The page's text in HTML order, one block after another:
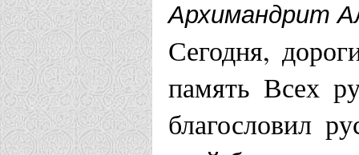
Архимандрит
Сегодня,
память Всех
благословил